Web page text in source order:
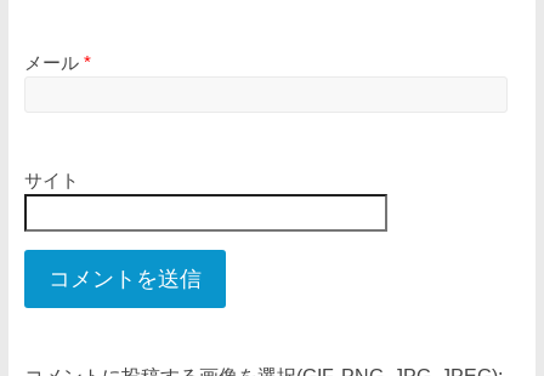
メール *
サイト